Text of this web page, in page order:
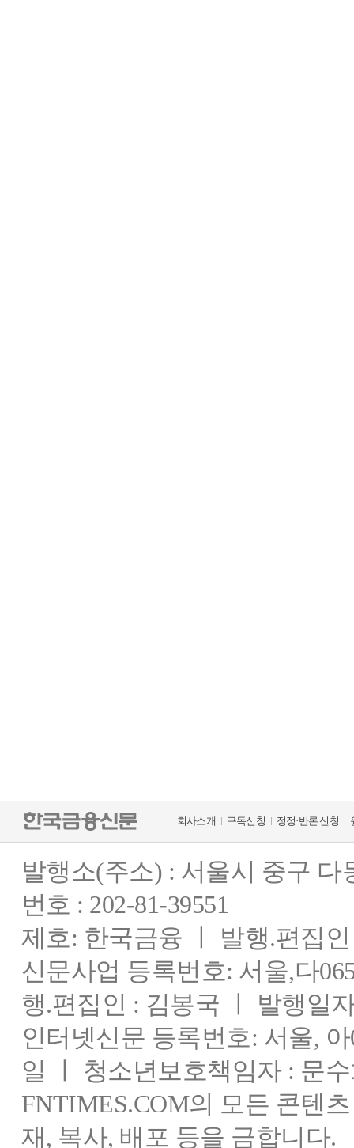
회사소개 구독신청 정정·반론 신청
발행소(주소) : 서울시 중구
번호 : 202-81-39551
제호: 한국금융 ㅣ 발행.편집
신문사업 등록번호: 서울,다
행.편집인 : 김봉국 ㅣ 발행일
인터넷신문 등록번호: 서울,
일 ㅣ 청소년보호책임자 : 문
FNTIMES.COM의 모든 콘텐
재, 복사, 배포 등을 금합니다.